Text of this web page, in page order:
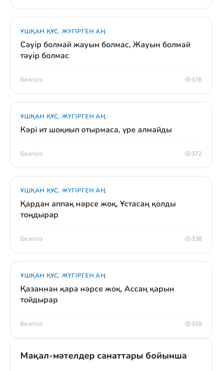
ҰШҚАН ҚҰС, ЖҮГІРГЕН АҢ
Сәуір болмай жауын болмас, Жауын болмай
тәуір болмас
Белгісіз 376
ҰШҚАН ҚҰС, ЖҮГІРГЕН АҢ
Кәрі ит шоқиып отырмаса, үре алмайды
Белгісіз 372
ҰШҚАН ҚҰС, ЖҮГІРГЕН АҢ
Қардан аппақ нәрсе жоқ, Ұстасаң қолды
тоңдырар
Белгісіз 338
ҰШҚАН ҚҰС, ЖҮГІРГЕН АҢ
Қазаннан қара нәрсе жоқ, Ассаң қарын
тойдырар
Белгісіз 318
Мақал-мәтелдер санаттары бойынша